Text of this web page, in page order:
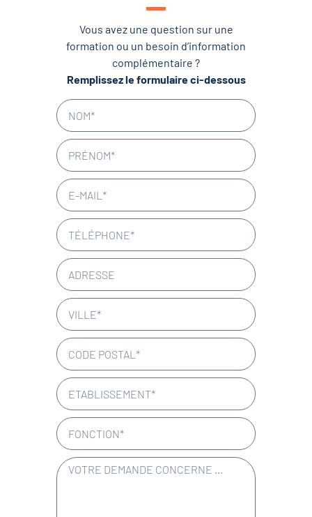
Vous avez une question sur une
formation ou un besoin d’information
complémentaire ?
Remplissez le formulaire ci-dessous